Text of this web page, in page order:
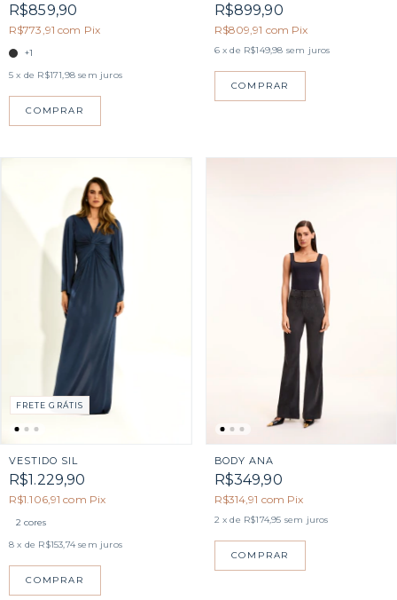
R$859,90
R$773,91com Pix
+1
5 x de R$171,98 sem juros
COMPRAR
R$899,90
R$809,91 com Pix
6 x de R$149,98 sem juros
COMPRAR
FRETE GRÁTIS
VESTIDO SIL
R$1.229,90
R$1.106,91com Pix
2 cores
8 x de R$153,74 sem juros
COMPRAR
BODY ANA
R$349,90
R$314,91 com Pix
2 x de R$174,95 sem juros
COMPRAR